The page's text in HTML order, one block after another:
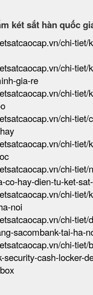
két sắt hàn quốc
chi-tiet/
chi-tiet/
gia-re
chi-tiet/
chi-tiet/
chi-tiet/
chi-tiet/
co-hay-dien-tu-ket-
chi-tiet/
noi
chi-tiet/
sacombank-tai-ha-
chi-tiet/
security-cash-locker-